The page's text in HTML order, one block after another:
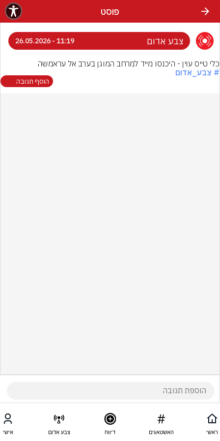
פוסט
צבע אדום 11:19 - 26.05.2026
כלי טייס עוין - היכנסו מייד למרחב המוגן בערב אל עראמשה
# צבע_אדום
הוסף תגובה
ראשי האשטאגים דיווח צבע אדום אישי